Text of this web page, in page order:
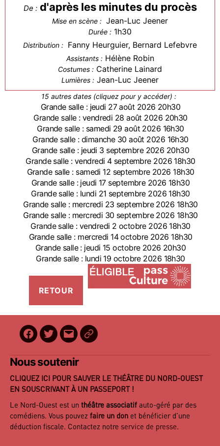
De : d'après les minutes du procès
Mise en scène : Jean-Luc Jeener
Durée : 1h30
Distribution : Fanny Heurguier, Bernard Lefebvre
Assistants : Hélène Robin
Costumes : Catherine Lainard
Lumières : Jean-Luc Jeener
15 autres dates (cliquez pour y accéder) :
Grande salle : jeudi 27 août 2026 20h30
Grande salle : vendredi 28 août 2026 20h30
Grande salle : samedi 29 août 2026 16h30
Grande salle : dimanche 30 août 2026 16h30
Grande salle : jeudi 3 septembre 2026 20h30
Grande salle : vendredi 4 septembre 2026 18h30
Grande salle : samedi 12 septembre 2026 18h30
Grande salle : jeudi 17 septembre 2026 18h30
Grande salle : lundi 21 septembre 2026 18h30
Grande salle : mercredi 23 septembre 2026 18h30
Grande salle : mercredi 30 septembre 2026 18h30
Grande salle : vendredi 2 octobre 2026 18h30
Grande salle : mercredi 14 octobre 2026 18h30
Grande salle : jeudi 15 octobre 2026 20h30
Grande salle : lundi 19 octobre 2026 18h30
Facebook
Twitter
E-
mail
BilletReduc
Nous soutenir
CLIQUEZ ICI POUR SAUVER LE THÉÂTRE DU NORD-OUEST
EN SOUSCRIVANT À UN PASSEPORT !
Le Nord-Ouest est un théâtre associatif auto-géré par des
comédiens. Vous pouvez faire un don et bénéficier d’une
déduction fiscale. Contactez notre service de presse.